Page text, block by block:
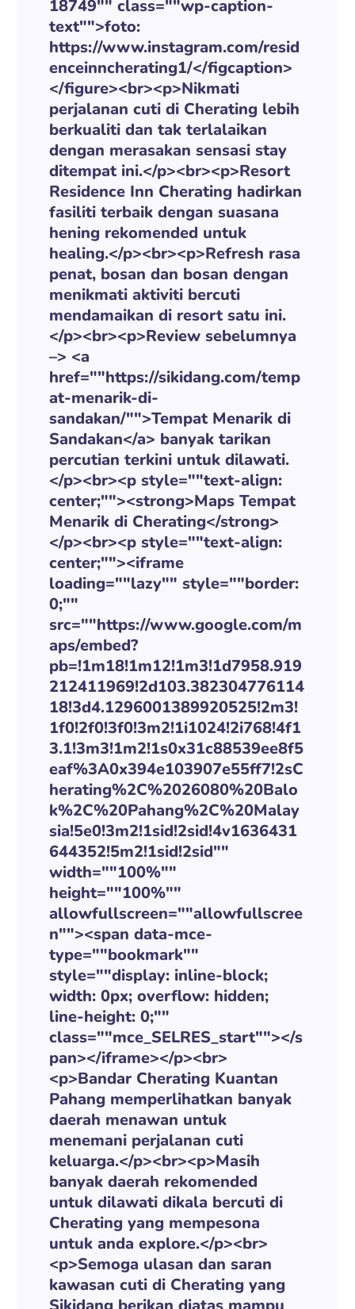
18749"" class=""wp-caption-
text"">foto:
https://www.instagram.com/resid
enceinncherating1/</figcaption>
</figure><br><p>Nikmati
perjalanan cuti di Cherating lebih
berkualiti dan tak terlalaikan
dengan merasakan sensasi stay
ditempat ini.</p><br><p>Resort
Residence Inn Cherating hadirkan
fasiliti terbaik dengan suasana
hening rekomended untuk
healing.</p><br><p>Refresh rasa
penat, bosan dan bosan dengan
menikmati aktiviti bercuti
mendamaikan di resort satu ini.
</p><br><p>Review sebelumnya
–> <a
href=""https://sikidang.com/temp
at-menarik-di-
sandakan/"">Tempat Menarik di
Sandakan</a> banyak tarikan
percutian terkini untuk dilawati.
</p><br><p style=""text-align:
center;""><strong>Maps Tempat
Menarik di Cherating</strong>
</p><br><p style=""text-align:
center;""><iframe
loading=""lazy"" style=""border:
0;""
src=""https://www.google.com/m
aps/embed?
pb=!1m18!1m12!1m3!1d7958.919
212411969!2d103.382304776114
18!3d4.1296001389920525!2m3!
1f0!2f0!3f0!3m2!1i1024!2i768!4f1
3.1!3m3!1m2!1s0x31c88539ee8f5
eaf%3A0x394e103907e55ff7!2sC
herating%2C%2026080%20Balo
k%2C%20Pahang%2C%20Malay
sia!5e0!3m2!1sid!2sid!4v1636431
644352!5m2!1sid!2sid""
width=""100%""
height=""100%""
allowfullscreen=""allowfullscree
n""><span data-mce-
type=""bookmark""
style=""display: inline-block;
width: 0px; overflow: hidden;
line-height: 0;""
class=""mce_SELRES_start""> </s
pan></iframe></p><br>
<p>Bandar Cherating Kuantan
Pahang memperlihatkan banyak
daerah menawan untuk
menemani perjalanan cuti
keluarga.</p><br><p>Masih
banyak daerah rekomended
untuk dilawati dikala bercuti di
Cherating yang mempesona
untuk anda explore.</p><br>
<p>Semoga ulasan dan saran
kawasan cuti di Cherating yang